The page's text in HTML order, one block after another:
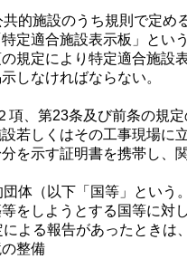
的施設のうち規則で定め
定適合施設表示板」とい
定により特定適合施設
しなければならない。
、第23条及び前条の規
若しくはその工事現場
示す証明書を携帯し、
体（以下「国等」とい
をしようとする国等に
る報告があったときは
整備